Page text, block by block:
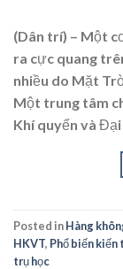
(Dân trí) – Một
ra cực quang
nhiều do Mặt
Một trung tâm
Khí quyển và
Posted inHàng
HKVT, Phổ biến kiến
trụ học